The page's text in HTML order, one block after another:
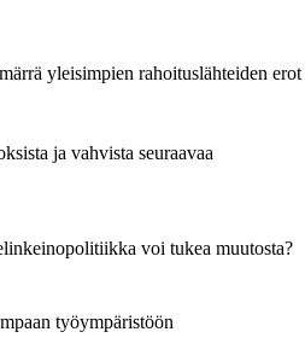
yleisimpien rahoituslähteiden erot
ja vahvista seuraavaa
voi tukea muutosta?
työympäristöön